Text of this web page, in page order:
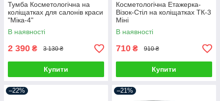
Тумба Косметологічна на
коліщатках для салонів краси
"Міка-4"
В наявності
2 390 ₴ 3 130 ₴
Купити
Косметологічна Етажерка-
Візок-Стіл на коліщатках ТК-3
Міні
В наявності
710 ₴ 910 ₴
Купити
–22% –21%